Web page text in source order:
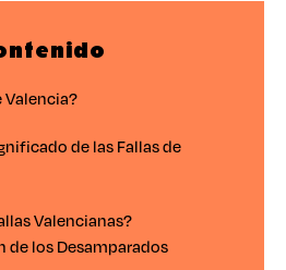
Valencia?
de las Fallas de
Valencianas?
de los Desamparados